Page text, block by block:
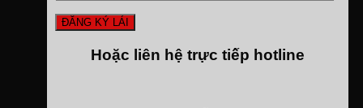
Hoặc liên hệ trực tiếp hotline